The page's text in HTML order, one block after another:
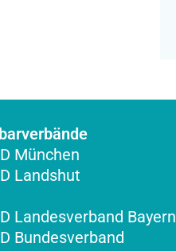
München
Landshut
Landesverband Bayern
Bundesverband